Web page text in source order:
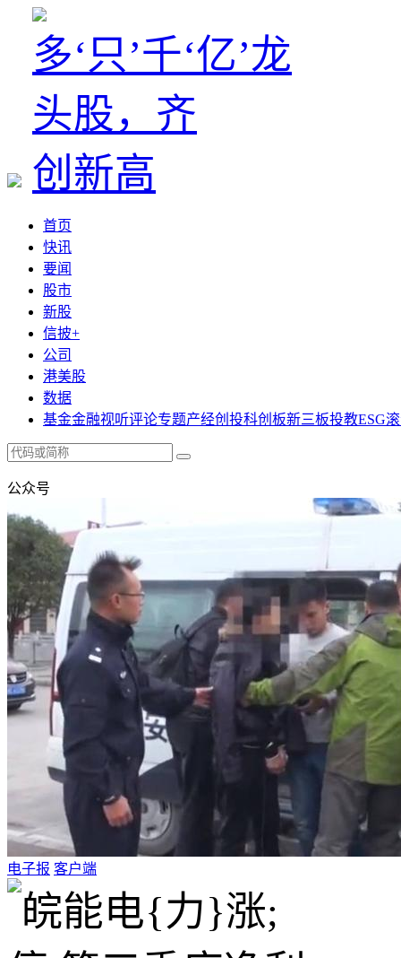
首页
快讯
要闻
股市
新股
信披+
公司
港美股
数据
基金金融视听评论专题产经创投科创板新三板投教ESG
公众号
电子报 客户端